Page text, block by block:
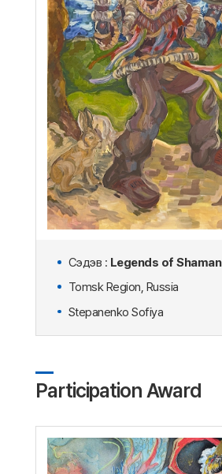
Сэдэв : Legends of Shaman
Tomsk Region, Russia
Stepanenko Sofiya
Participation Award